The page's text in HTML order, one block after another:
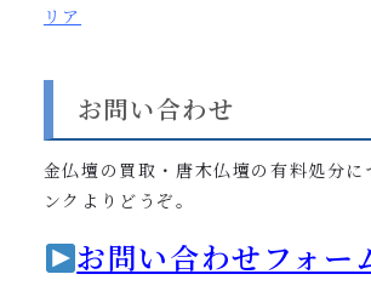
リア
お問い合わせ
金仏壇の買取・唐木仏壇の有料処分に
ンクよりどうぞ。
お問い合わせフォー